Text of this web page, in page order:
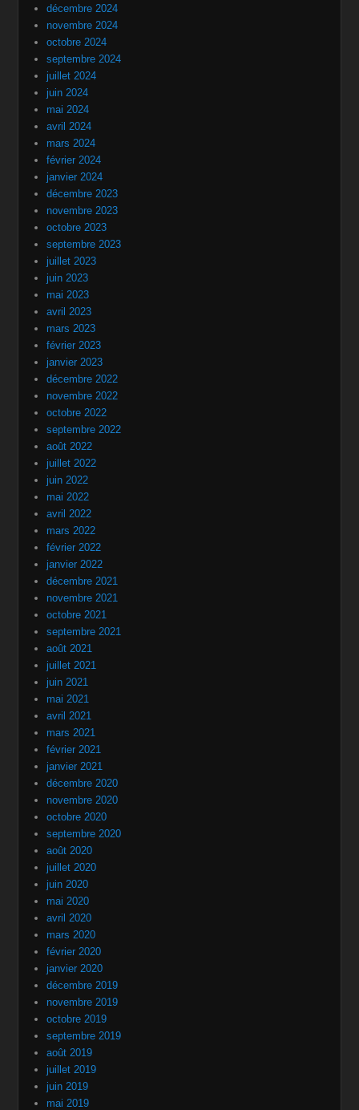
décembre 2024
novembre 2024
octobre 2024
septembre 2024
juillet 2024
juin 2024
mai 2024
avril 2024
mars 2024
février 2024
janvier 2024
décembre 2023
novembre 2023
octobre 2023
septembre 2023
juillet 2023
juin 2023
mai 2023
avril 2023
mars 2023
février 2023
janvier 2023
décembre 2022
novembre 2022
octobre 2022
septembre 2022
août 2022
juillet 2022
juin 2022
mai 2022
avril 2022
mars 2022
février 2022
janvier 2022
décembre 2021
novembre 2021
octobre 2021
septembre 2021
août 2021
juillet 2021
juin 2021
mai 2021
avril 2021
mars 2021
février 2021
janvier 2021
décembre 2020
novembre 2020
octobre 2020
septembre 2020
août 2020
juillet 2020
juin 2020
mai 2020
avril 2020
mars 2020
février 2020
janvier 2020
décembre 2019
novembre 2019
octobre 2019
septembre 2019
août 2019
juillet 2019
juin 2019
mai 2019